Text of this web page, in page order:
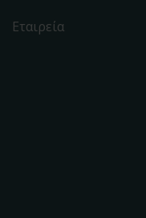
Εταιρεία